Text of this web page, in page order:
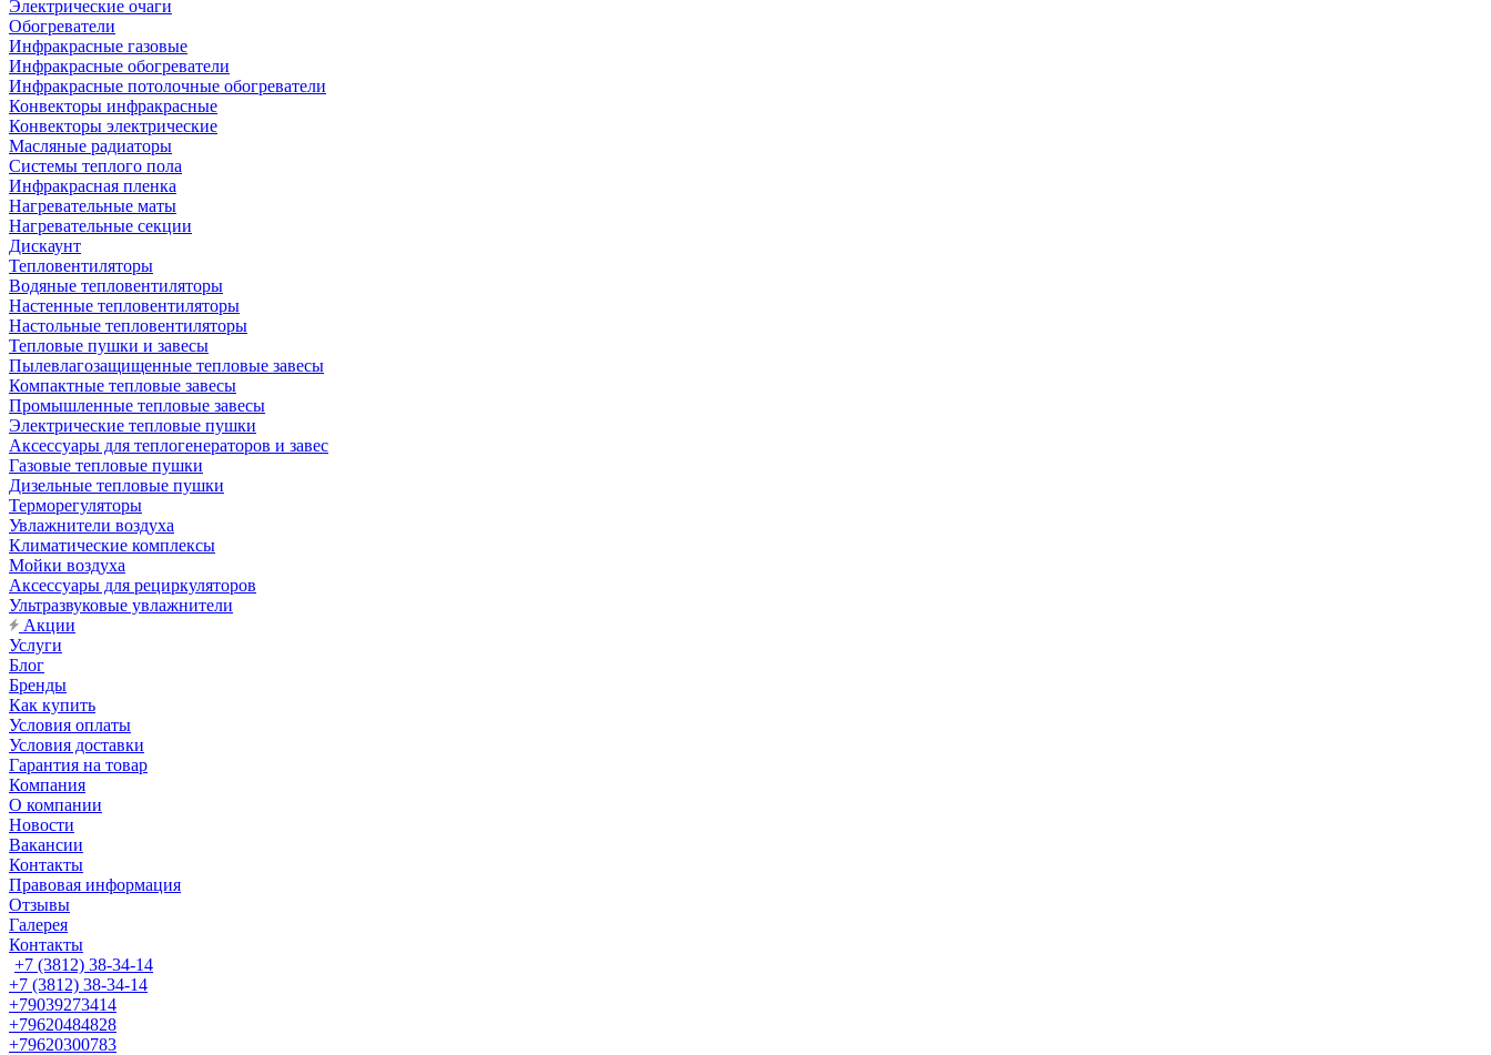
Электрические очаги
Обогреватели
Инфракрасные газовые
Инфракрасные обогреватели
Инфракрасные потолочные обогреватели
Конвекторы инфракрасные
Конвекторы электрические
Масляные радиаторы
Системы теплого пола
Инфракрасная пленка
Нагревательные маты
Нагревательные секции
Дискаунт
Тепловентиляторы
Водяные тепловентиляторы
Настенные тепловентиляторы
Настольные тепловентиляторы
Тепловые пушки и завесы
Пылевлагозащищенные тепловые завесы
Компактные тепловые завесы
Промышленные тепловые завесы
Электрические тепловые пушки
Аксессуары для теплогенераторов и завес
Газовые тепловые пушки
Дизельные тепловые пушки
Терморегуляторы
Увлажнители воздуха
Климатические комплексы
Мойки воздуха
Аксессуары для рециркуляторов
Ультразвуковые увлажнители
Акции
Услуги
Блог
Бренды
Как купить
Условия оплаты
Условия доставки
Гарантия на товар
Компания
О компании
Новости
Вакансии
Контакты
Правовая информация
Отзывы
Галерея
Контакты
+7 (3812) 38-34-14
+7 (3812) 38-34-14
+79039273414
+79620484828
+79620300783